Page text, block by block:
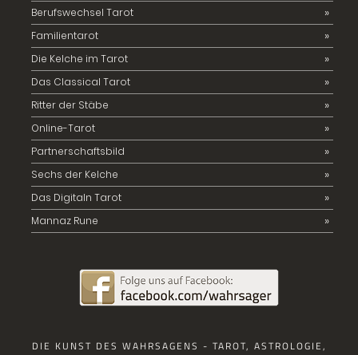
Berufswechsel Tarot
Familientarot
Die Kelche im Tarot
Das Classical Tarot
Ritter der Stäbe
Online-Tarot
Partnerschaftsbild
Sechs der Kelche
Das Digitaln Tarot
Mannaz Rune
DIE KUNST DES WAHRSAGENS - TAROT, ASTROLOGIE,